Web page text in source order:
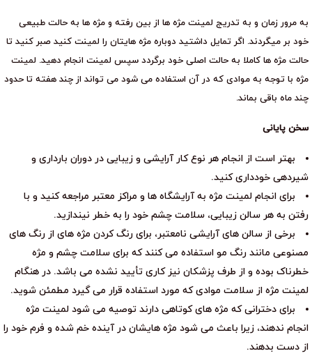
به مرور زمان و به تدریج لمینت مژه ها از بین رفته و مژه ها به حالت طبیعی
خود بر میگردند. اگر تمایل داشتید دوباره مژه هایتان را لمینت کنید صبر کنید تا
حالت مژه ها کاملا به حالت اصلی خود برگردد سپس لمینت انجام دهید. لمینت
مژه با توجه به موادی که در آن استفاده می شود می تواند از چند هفته تا حدود
چند ماه باقی بماند.
سخن پایانی
بهتر است از انجام هر نوع کار آرایشی و زیبایی در دوران بارداری و
شیردهی خودداری کنید.
برای انجام لمینت مژه به آرایشگاه ها و مراکز معتبر مراجعه کنید و با
رفتن به هر سالن زیبایی، سلامت چشم خود را به خطر نیندازید.
برخی از سالن های آرایشی نامعتبر، برای رنگ کردن مژه های از رنگ های
مصنوعی مانند رنگ مو استفاده می کنند که برای سلامت چشم و مژه
خطرناک بوده و از طرف پزشکان نیز کاری تأیید نشده می باشد. در هنگام
لمینت مژه از سلامت موادی که مورد استفاده قرار می گیرد مطمئن شوید.
برای دخترانی که مژه های کوتاهی دارند توصیه می شود لمینت مژه
انجام ندهند، زیرا باعث می شود مژه هایشان در آینده خم شده و فرم خود را
از دست بدهند.